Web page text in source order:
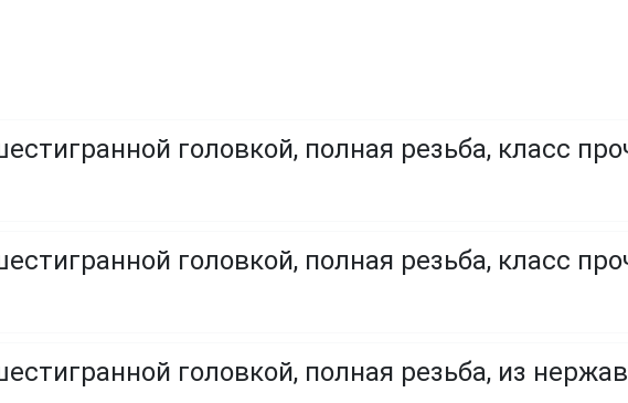
головкой, полная резьба, класс
головкой, полная резьба, класс
головкой, полная резьба, из